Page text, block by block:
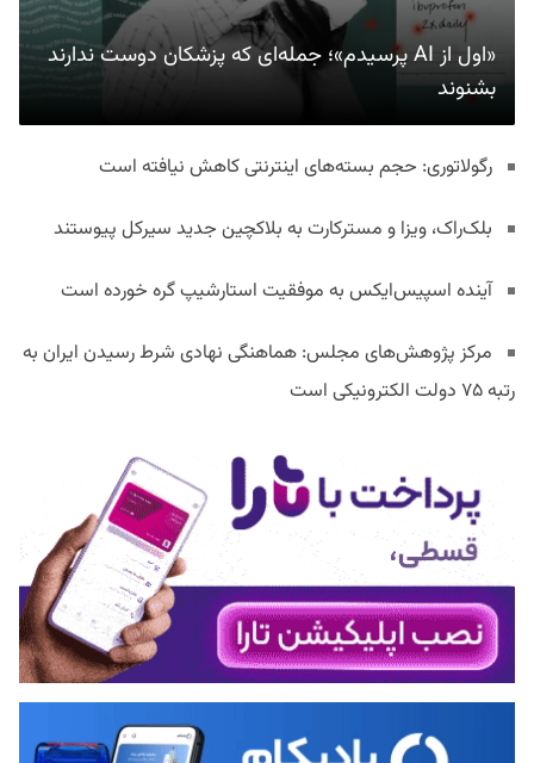
«اول از AI پرسیدم»؛ جمله‌ای که پزشکان دوست ندارند
بشنوند
رگولاتوری: حجم بسته‌های اینترنتی کاهش نیافته است
بلک‌راک، ویزا و مسترکارت به بلاکچین جدید سیرکل پیوستند
آینده اسپیس‌ایکس به موفقیت استارشیپ گره خورده است
مرکز پژوهش‌های مجلس: هماهنگی نهادی شرط رسیدن ایران به
رتبه ۷۵ دولت الکترونیکی است